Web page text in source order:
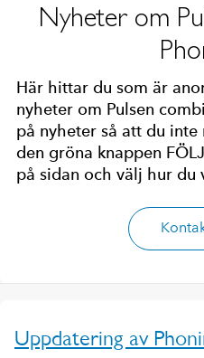
Nyheter om
Här hittar du som är
nyheter om Pulsen
på nyheter så att du
den gröna knappen
på sidan och välj hur du
Uppdatering av